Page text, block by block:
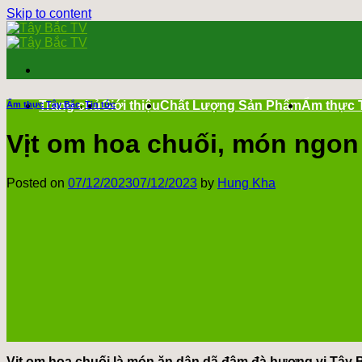
Skip to content
Trang chủGiới thiệuChất Lượng Sản PhẩmẨm thực
Ẩm thực Tây Bắc,Tin tức
Vịt om hoa chuối, món
Posted on 07/12/202307/12/2023 by Hung Kha